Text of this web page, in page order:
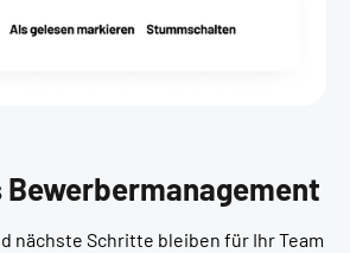
Bewerbermanagement
nächste Schritte bleiben für Ihr Team